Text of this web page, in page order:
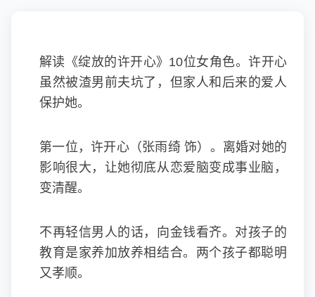
解读《绽放的许开心》10位女角色。许开心
虽然被渣男前夫坑了，但家人和后来的爱人
保护她。
第一位，许开心（张雨绮 饰）。离婚对她的
影响很大，让她彻底从恋爱脑变成事业脑，
变清醒。
不再轻信男人的话，向金钱看齐。对孩子的
教育是家养加放养相结合。两个孩子都聪明
又孝顺。